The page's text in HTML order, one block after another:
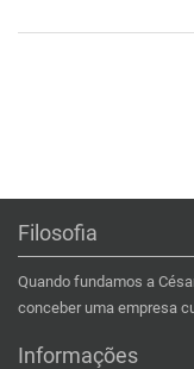
Filosofia
Quando fundamos a
conceber uma empresa
Informações